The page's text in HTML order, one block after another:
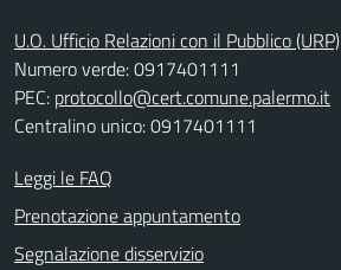
U.O. Ufficio Relazioni con il Pubblico (URP)
Numero verde: 0917401111
PEC: protocollo@cert.comune.palermo.it
Centralino unico: 0917401111
Leggi le FAQ
Prenotazione appuntamento
Segnalazione disservizio